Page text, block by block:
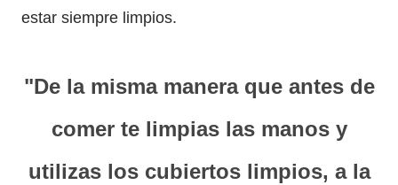
estar siempre limpios.
"De la misma manera que antes de
comer te limpias las manos y
utilizas los cubiertos limpios, a la